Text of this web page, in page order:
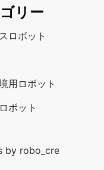
リー
ロボット
用ロボット
ボット
by robo_cre